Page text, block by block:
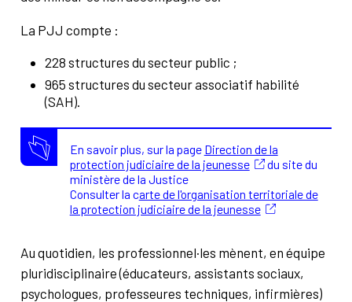
La PJJ compte :
228 structures du secteur public ;
965 structures du secteur associatif habilité
(SAH).
En savoir plus, sur la page Direction de la
protection judiciaire de la jeunesse
du site du
ministère de la Justice
Consulter la carte de l'organisation territoriale de
la protection judiciaire de la jeunesse
Au quotidien, les professionnel·les mènent, en équipe
pluridisciplinaire (éducateurs, assistants sociaux,
psychologues, professeures techniques, infirmières)